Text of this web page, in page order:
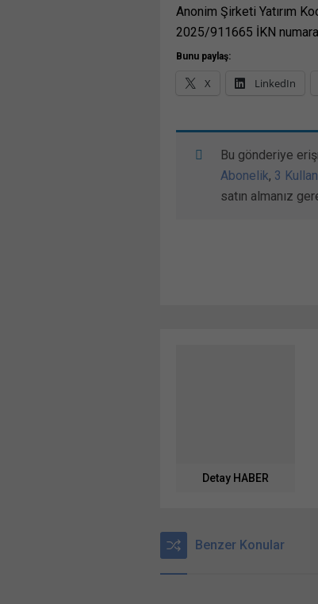
Anonim Şirketi Yatırım
2025/911665 İKN
Bunu paylaş:
X LinkedIn
Bu gönderiye
Abonelik, 3
satın almanız
Detay HABER
Benzer Konular